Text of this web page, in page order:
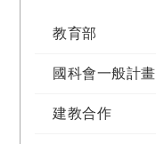
教育部
國科會一般計畫
建教合作